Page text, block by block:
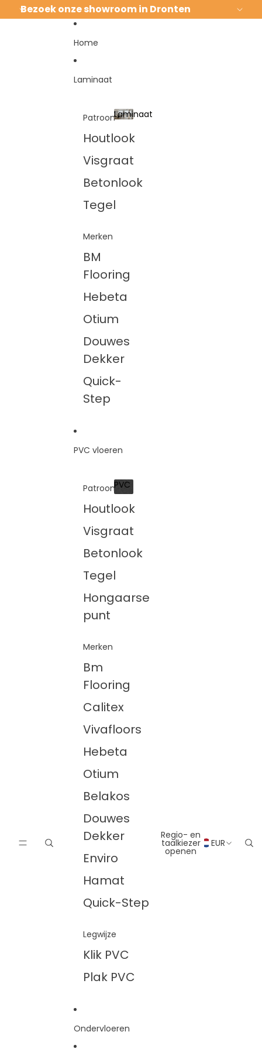
Bezoek onze showroom in Dronten
Home
Laminaat
Patroon
Houtlook
Visgraat
Betonlook
Tegel
Merken
BM
Flooring
Hebeta
Otium
Douwes
Dekker
Quick-
Step
Laminaat
Laminaat
PVC vloeren
Patroon
Houtlook
Visgraat
Betonlook
Tegel
Hongaarse
punt
Merken
Bm
Flooring
Calitex
Vivafloors
Hebeta
Otium
Belakos
Douwes
Dekker
Enviro
Hamat
Quick-Step
Legwijze
Klik PVC
Plak PVC
PVC
PVC
Ondervloeren
Regio- en
taalkiezer
openen
EUR